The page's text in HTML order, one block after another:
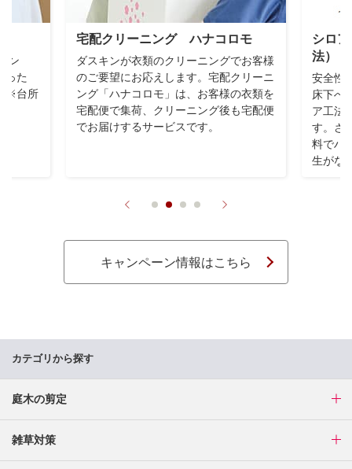
ン
った
※台所
宅配クリーニング ハナコロモ
ダスキンが衣類のクリーニングでお客様
のご要望にお応えします。宅配クリーニ
ング「ハナコロモ」は、お客様の衣類を
宅配便で集荷、クリーニング後も宅配便
でお届けするサービスです。
シロ
法）
安全性
床下へ
ア工法
す。さ
料でハ
生がな
キャンペーン情報はこちら
カテゴリから探す
庭木の剪定
雑草対策